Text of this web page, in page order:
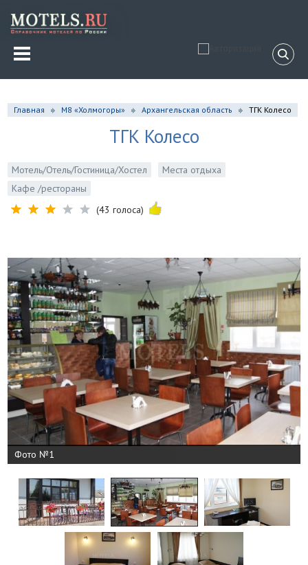
Главная М8 «Холмогоры» Архангельская область ТГК Колесо
ТГК Колесо
Мотель/Отель/Гостиница/Хостел
Места отдыха
Кафе /рестораны
(43 голоса)
Фото №1